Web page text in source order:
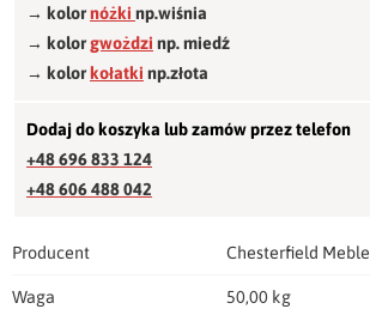
→ kolornóżki np.wiśnia
→ kolorgwożdzi np. miedź
→ kolorkołatki np.złota
Dodaj do koszyka lub zamów przez telefon
+48 696 833 124
+48 606 488 042
Producent Chesterfield Meble
Waga 50,00 kg